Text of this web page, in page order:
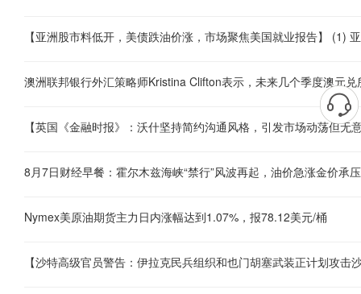
8月7日财经早餐：霍尔木兹海峡“禁行”风波再起，油价急涨金价承
Nymex美原油期货主力日内涨幅达到1.07%，报78.12美元/桶